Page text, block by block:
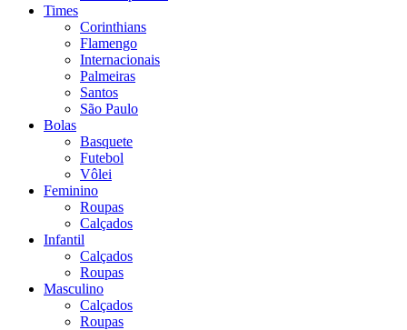
Times
Corinthians
Flamengo
Internacionais
Palmeiras
Santos
São Paulo
Bolas
Basquete
Futebol
Vôlei
Feminino
Roupas
Calçados
Infantil
Calçados
Roupas
Masculino
Calçados
Roupas